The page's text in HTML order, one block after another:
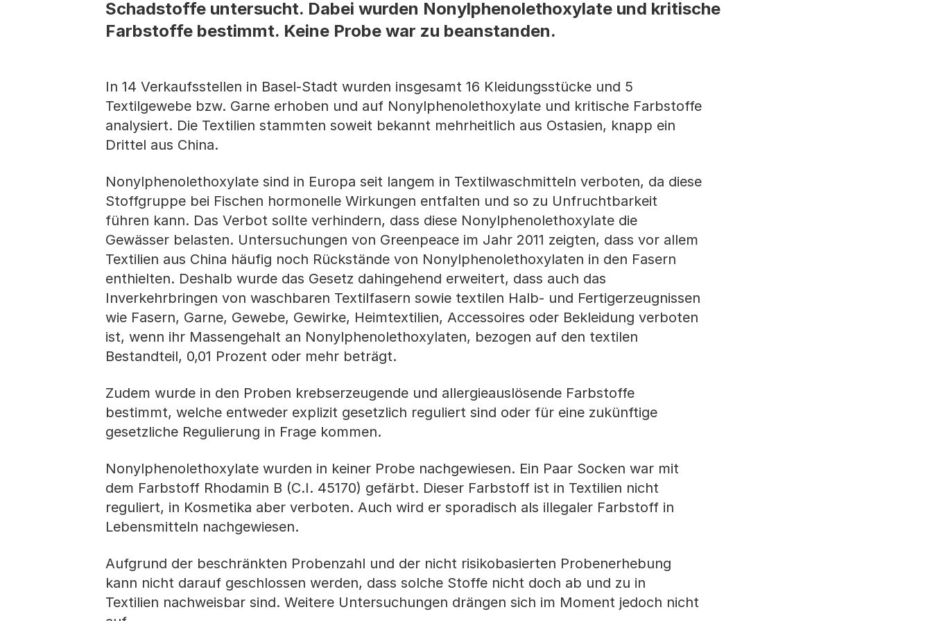
Schadstoffe untersucht. Dabei wurden Nonylphenolethoxylate und kritische
Farbstoffe bestimmt. Keine Probe war zu beanstanden.
In 14 Verkaufsstellen in Basel-Stadt wurden insgesamt 16 Kleidungsstücke und 5
Textilgewebe bzw. Garne erhoben und auf Nonylphenolethoxylate und kritische Farbstoffe
analysiert. Die Textilien stammten soweit bekannt mehrheitlich aus Ostasien, knapp ein
Drittel aus China.
Nonylphenolethoxylate sind in Europa seit langem in Textilwaschmitteln verboten, da diese
Stoffgruppe bei Fischen hormonelle Wirkungen entfalten und so zu Unfruchtbarkeit
führen kann. Das Verbot sollte verhindern, dass diese Nonylphenolethoxylate die
Gewässer belasten. Untersuchungen von Greenpeace im Jahr 2011 zeigten, dass vor allem
Textilien aus China häufig noch Rückstände von Nonylphenolethoxylaten in den Fasern
enthielten. Deshalb wurde das Gesetz dahingehend erweitert, dass auch das
Inverkehrbringen von waschbaren Textilfasern sowie textilen Halb- und Fertigerzeugnissen
wie Fasern, Garne, Gewebe, Gewirke, Heimtextilien, Accessoires oder Bekleidung verboten
ist, wenn ihr Massengehalt an Nonylphenolethoxylaten, bezogen auf den textilen
Bestandteil, 0,01 Prozent oder mehr beträgt.
Zudem wurde in den Proben krebserzeugende und allergieauslösende Farbstoffe
bestimmt, welche entweder explizit gesetzlich reguliert sind oder für eine zukünftige
gesetzliche Regulierung in Frage kommen.
Nonylphenolethoxylate wurden in keiner Probe nachgewiesen. Ein Paar Socken war mit
dem Farbstoff Rhodamin B (C.I. 45170) gefärbt. Dieser Farbstoff ist in Textilien nicht
reguliert, in Kosmetika aber verboten. Auch wird er sporadisch als illegaler Farbstoff in
Lebensmitteln nachgewiesen.
Aufgrund der beschränkten Probenzahl und der nicht risikobasierten Probenerhebung
kann nicht darauf geschlossen werden, dass solche Stoffe nicht doch ab und zu in
Textilien nachweisbar sind. Weitere Untersuchungen drängen sich im Moment jedoch nicht